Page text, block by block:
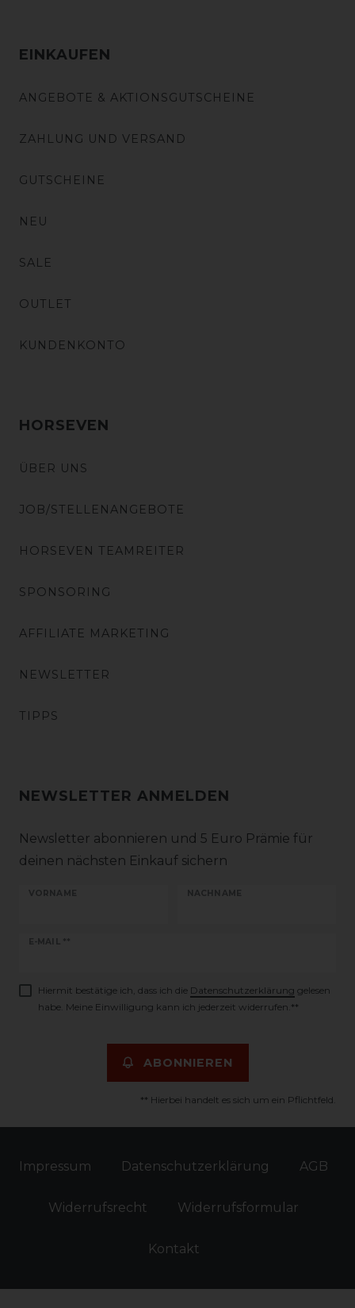
EINKAUFEN
ANGEBOTE & AKTIONSGUTSCHEINE
ZAHLUNG UND VERSAND
GUTSCHEINE
NEU
SALE
OUTLET
KUNDENKONTO
HORSEVEN
ÜBER UNS
JOB/STELLENANGEBOTE
HORSEVEN TEAMREITER
SPONSORING
AFFILIATE MARKETING
NEWSLETTER
TIPPS
NEWSLETTER ANMELDEN
Newsletter abonnieren und 5 Euro Prämie für
deinen nächsten Einkauf sichern
VORNAME NACHNAME
E-MAIL **
Newsletter
Hiermit bestätige ich, dass ich die Daten­schutz­erklärung gelesen
habe. Meine Einwilligung kann ich jederzeit widerrufen.**
ABONNIEREN
** Hierbei handelt es sich um ein Pflichtfeld.
Impressum Daten­schutz­erklärung AGB
Widerrufs­recht Widerrufs­formular
Kontakt